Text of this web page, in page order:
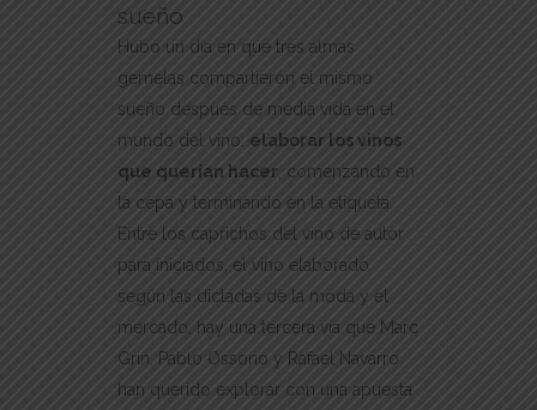
sueño
Hubo un día en que tres almas
gemelas compartieron el mismo
sueño después de media vida en el
mundo del vino: elaborar los vinos
que querían hacer
, comenzando en
la cepa y terminando en la etiqueta.
Entre los caprichos del vino de autor
para iniciados, el vino elaborado
según las dictadas de la moda y el
mercado, hay una tercera vía que Marc
Grin, Pablo Ossorio y Rafael Navarro
han querido explorar con una apuesta